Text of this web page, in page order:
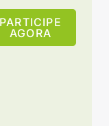
PARTICIPE
AGORA